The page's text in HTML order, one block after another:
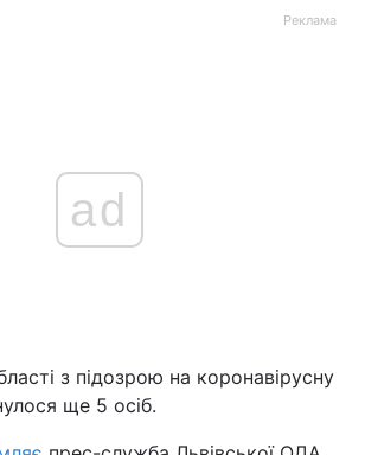
Реклама
ad
з підозрою на коронавірусну
ще 5 осіб.